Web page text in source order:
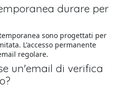
durare per
sono progettati per
L'accesso permanente
regolare.
un'email di verifica